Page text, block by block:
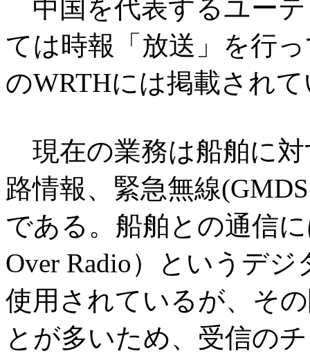
中国を代表するユー
ては時報「放送」を行
のWRTHには掲載され
現在の業務は船舶に対
路情報、緊急無線
である。船舶との通信に
Over Radio）というデ
使用されているが、そ
とが多いため、受信の